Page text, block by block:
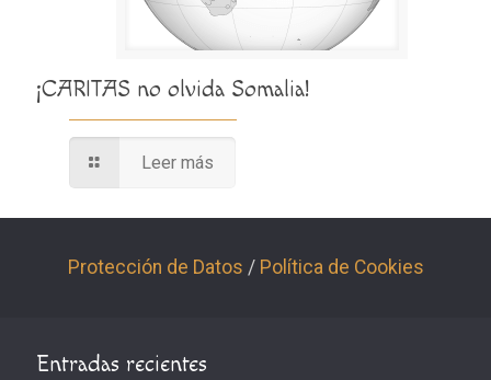
¡CARITAS no olvida Somalia!
Leer más
Protección de Datos / Política de Cookies
Entradas recientes